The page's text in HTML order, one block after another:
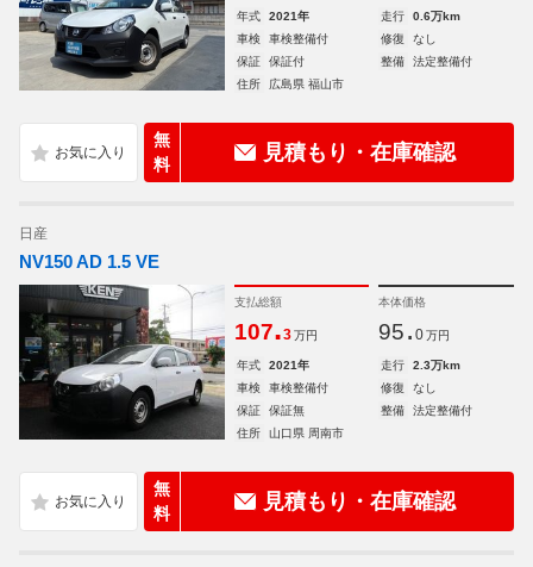
年式 2021年 走行
0.6万km
車検
車検整備付 修復
なし
保証
保証付 整備
法定整備付
住所
広島県 福山市
無
料
見積もり・在庫確認
日産
NV150 AD 1.5 VE
支払総額
107.3 万円
本体価格
95. 0 万円
年式 2021年 走行
2.3万km
車検
車検整備付 修復
なし
保証
保証無 整備
法定整備付
住所
山口県 周南市
無
料
見積もり・在庫確認